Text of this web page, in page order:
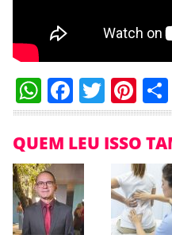
WhatsApp
Facebook
Twitter
QUEM LEU ISSO